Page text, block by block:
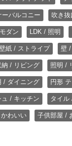
ーバルコニー 吹き
ダン LDK / 照明
紙 / ストライプ 壁
納 / リビング 照明 /
/ ダイニング 円形
ュ / キッチン タイル
わいい 子供部屋 /